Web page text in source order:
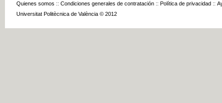
Quienes somos :: Condiciones generales de contratación :: Política de privacidad ::
Universitat Politècnica de València © 2012